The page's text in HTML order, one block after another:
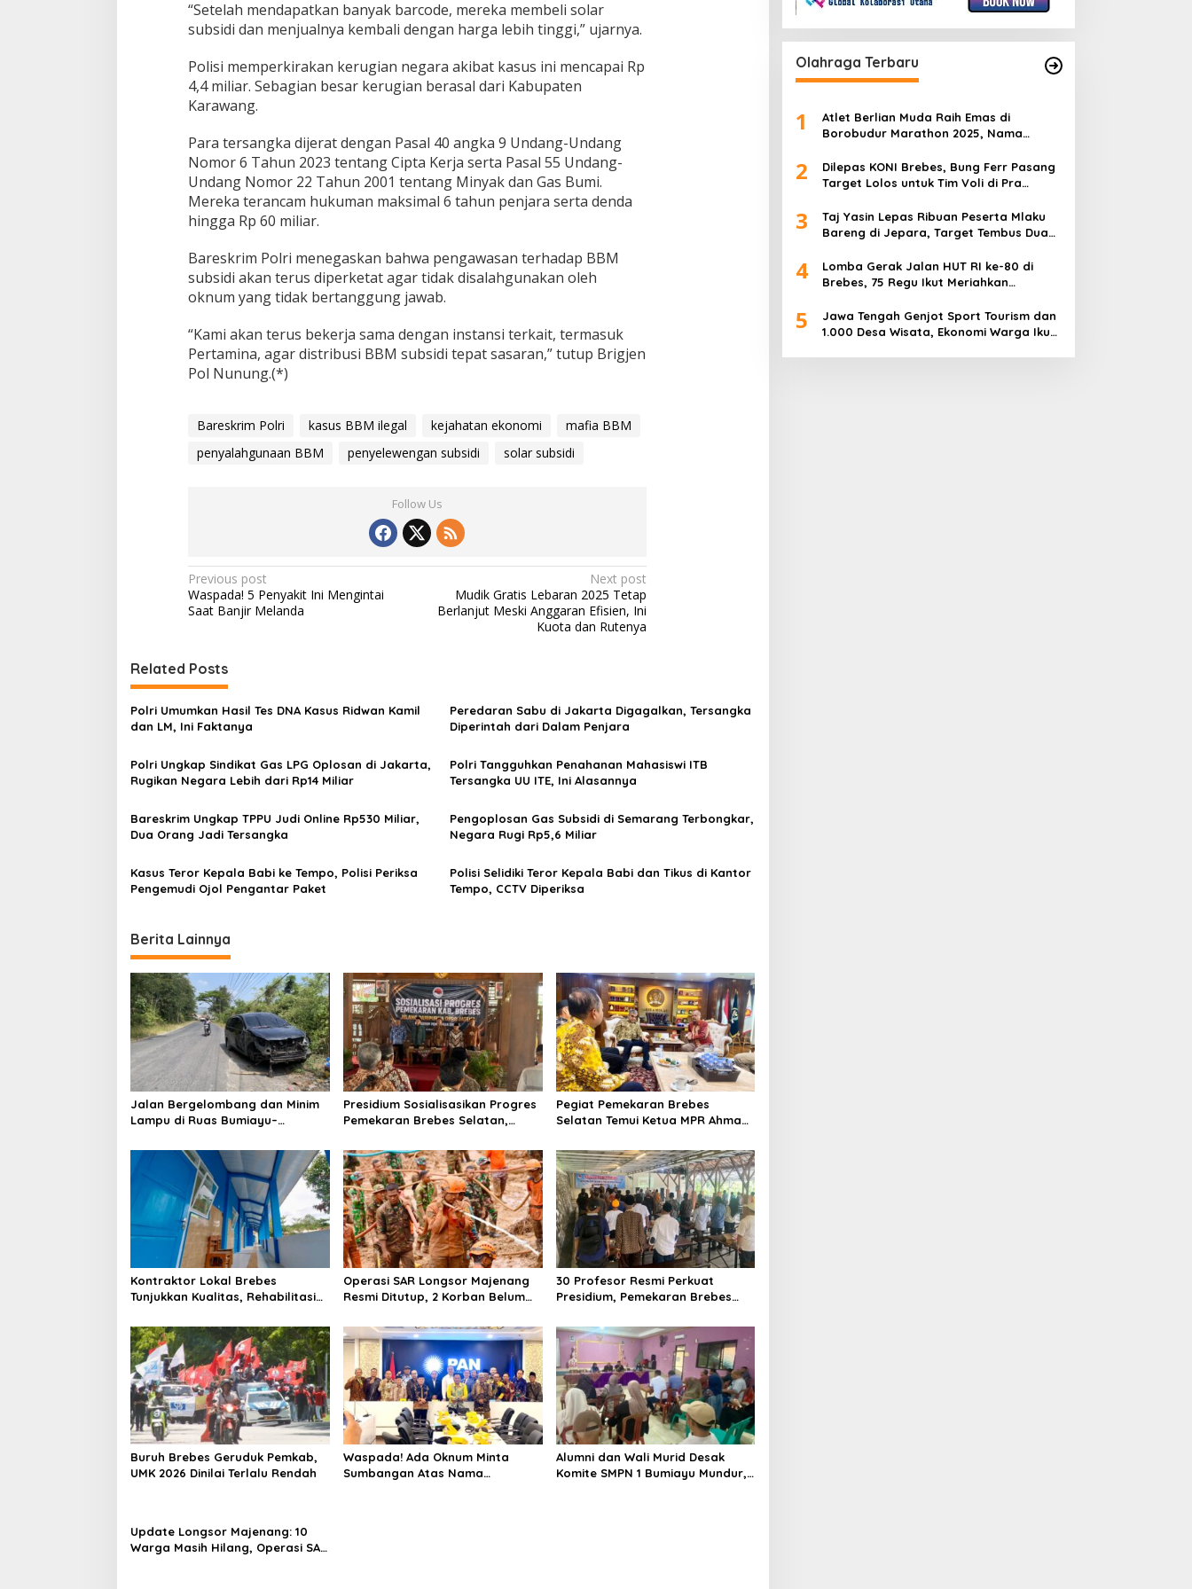
“Setelah mendapatkan banyak barcode, mereka membeli solar
subsidi dan menjualnya kembali dengan harga lebih tinggi,” ujarnya.
Polisi memperkirakan kerugian negara akibat kasus ini mencapai Rp
4,4 miliar. Sebagian besar kerugian berasal dari Kabupaten
Karawang.
Para tersangka dijerat dengan Pasal 40 angka 9 Undang-Undang
Nomor 6 Tahun 2023 tentang Cipta Kerja serta Pasal 55 Undang-
Undang Nomor 22 Tahun 2001 tentang Minyak dan Gas Bumi.
Mereka terancam hukuman maksimal 6 tahun penjara serta denda
hingga Rp 60 miliar.
Bareskrim Polri menegaskan bahwa pengawasan terhadap BBM
subsidi akan terus diperketat agar tidak disalahgunakan oleh
oknum yang tidak bertanggung jawab.
“Kami akan terus bekerja sama dengan instansi terkait, termasuk
Pertamina, agar distribusi BBM subsidi tepat sasaran,” tutup Brigjen
Pol Nunung.(*)
Bareskrim Polri kasus BBM ilegal kejahatan ekonomi
mafia BBM
penyalahgunaan BBM
penyelewengan subsidi solar subsidi
Follow Us
P
o
t
n
a
v
i
g
t
o
Previous post
Waspada! 5 Penyakit Ini Mengintai
Saat Banjir Melanda
Next post
Mudik Gratis Lebaran 2025 Tetap
Berlanjut Meski Anggaran Efisien, Ini
Kuota dan Rutenya
Related Posts
Polri Umumkan Hasil Tes DNA Kasus Ridwan Kamil
dan LM, Ini Faktanya
Peredaran Sabu di Jakarta Digagalkan, Tersangka
Diperintah dari Dalam Penjara
Polri Ungkap Sindikat Gas LPG Oplosan di Jakarta,
Rugikan Negara Lebih dari Rp14 Miliar
Polri Tangguhkan Penahanan Mahasiswi ITB
Tersangka UU ITE, Ini Alasannya
Bareskrim Ungkap TPPU Judi Online Rp530 Miliar,
Dua Orang Jadi Tersangka
Pengoplosan Gas Subsidi di Semarang Terbongkar,
Negara Rugi Rp5,6 Miliar
Kasus Teror Kepala Babi ke Tempo, Polisi Periksa
Pengemudi Ojol Pengantar Paket
Polisi Selidiki Teror Kepala Babi dan Tikus di Kantor
Tempo, CCTV Diperiksa
Berita Lainnya
Jalan Bergelombang dan Minim
Lampu di Ruas Bumiayu–
Innova Hantam Pohon di
Bantarkawung
Presidium Sosialisasikan Progres
Pemekaran Brebes Selatan,
Jateng Jadi Tahap Berikutnya
Pegiat Pemekaran Brebes
Selatan Temui Ketua MPR Ahmad
Berkas ke Provinsi
Kontraktor Lokal Brebes
Tunjukkan Kualitas, Rehabilitasi
Rampung
Operasi SAR Longsor Majenang
Resmi Ditutup, 2 Korban Belum
30 Profesor Resmi Perkuat
Presidium, Pemekaran Brebes
Buruh Brebes Geruduk Pemkab,
UMK 2026 Dinilai Terlalu Rendah
Waspada! Ada Oknum Minta
Sumbangan Atas Nama
Alumni dan Wali Murid Desak
Komite SMPN 1 Bumiayu Mundur,
Update Longsor Majenang: 10
Warga Masih Hilang, Operasi SAR
Olahraga Terbaru
1
Atlet Berlian Muda Raih Emas di
Borobudur Marathon 2025, Nama
2
Dilepas KONI Brebes, Bung Ferr Pasang
Target Lolos untuk Tim Voli di Pra
3
Taj Yasin Lepas Ribuan Peserta Mlaku
Bareng di Jepara, Target Tembus Dua
4
Lomba Gerak Jalan HUT RI ke-80 di
Brebes, 75 Regu Ikut Meriahkan
5
Jawa Tengah Genjot Sport Tourism dan
1.000 Desa Wisata, Ekonomi Warga Ikut